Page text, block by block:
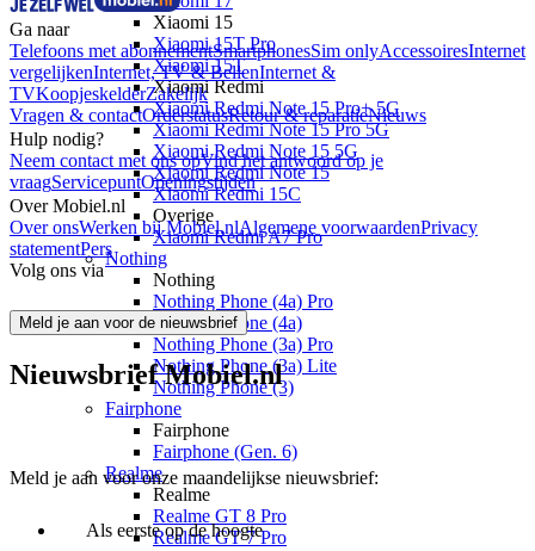
Xiaomi 15
Xiaomi 15T Pro
Xiaomi 15T
Xiaomi Redmi
Xiaomi Redmi Note 15 Pro+ 5G
Xiaomi Redmi Note 15 Pro 5G
Xiaomi Redmi Note 15 5G
Xiaomi Redmi Note 15
Xiaomi Redmi 15C
Overige
Xiaomi Redmi A7 Pro
Nothing
Nothing
Nothing Phone (4a) Pro
Nothing Phone (4a)
Nothing Phone (3a) Pro
Nothing Phone (3a) Lite
Nothing Phone (3)
Fairphone
Fairphone
Fairphone (Gen. 6)
Realme
Realme
Realme GT 8 Pro
Realme GT 7 Pro
Ga naar
Telefoons met abonnementSmartphonesSim onlyAccessoiresInternet
vergelijkenInternet, TV & BellenInternet &
TVKoopjeskelderZakelijk
Vragen & contactOrderstatusRetour & reparatieNieuws
Hulp nodig?
Neem contact met ons opVind het antwoord op je
vraagServicepuntOpeningstijden
Over Mobiel.nl
Over onsWerken bij Mobiel.nlAlgemene voorwaardenPrivacy
statementPers
Volg ons via
Meld je aan voor de nieuwsbrief
Nieuwsbrief Mobiel.nl
Meld je aan voor onze maandelijkse nieuwsbrief:
Als eerste op de hoogte